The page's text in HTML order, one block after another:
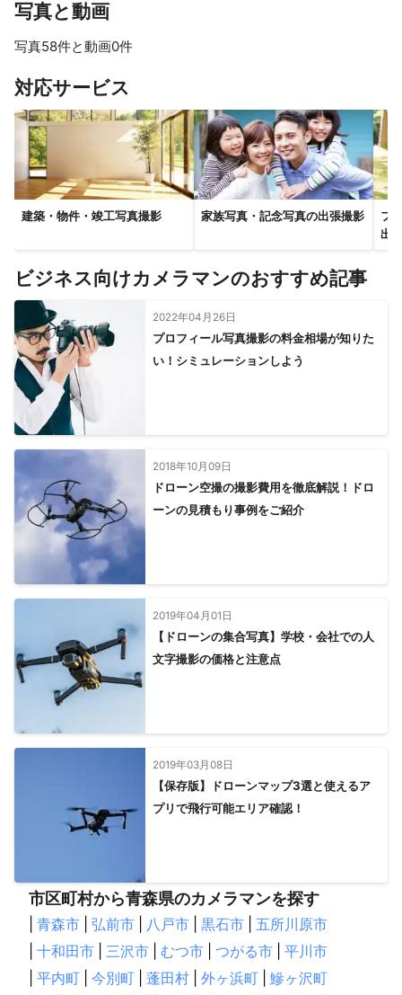
本当にありがとうございました。
写真と動画
写真58件と動画0件
対応サービス
建築・物件・竣工写真撮影 家族写真・記念写真の出張撮影
フ
出
ビジネス向けカメラマンのおすすめ記事
2022年04月26日
プロフィール写真撮影の料金相場が知りた
い！シミュレーションしよう
2018年10月09日
ドローン空撮の撮影費用を徹底解説！ドロ
ーンの見積もり事例をご紹介
2019年04月01日
【ドローンの集合写真】学校・会社での人
文字撮影の価格と注意点
2019年03月08日
【保存版】ドローンマップ3選と使えるア
プリで飛行可能エリア確認！
市区町村から青森県のカメラマンを探す
青森市 弘前市 八戸市 黒石市
五所川原市
十和田市 三沢市 むつ市 つがる市
平川市
平内町 今別町 蓬田村 外ヶ浜町
鰺ヶ沢町